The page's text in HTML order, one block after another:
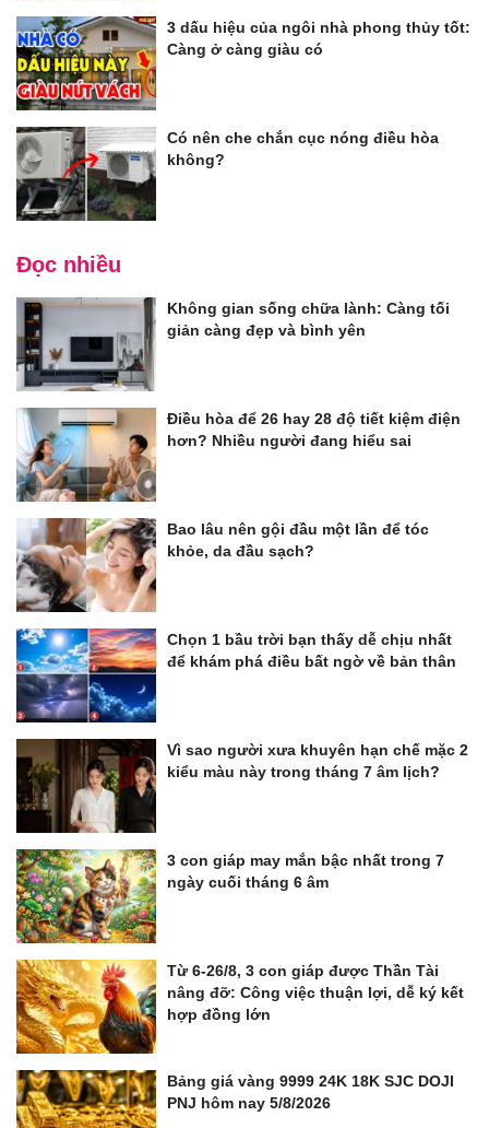
3 dấu hiệu của ngôi nhà phong thủy tốt:
Càng ở càng giàu có
Có nên che chắn cục nóng điều hòa
không?
Đọc nhiều
Không gian sống chữa lành: Càng tối
giản càng đẹp và bình yên
Điều hòa để 26 hay 28 độ tiết kiệm điện
hơn? Nhiều người đang hiểu sai
Bao lâu nên gội đầu một lần để tóc
khỏe, da đầu sạch?
Chọn 1 bầu trời bạn thấy dễ chịu nhất
để khám phá điều bất ngờ về bản thân
Vì sao người xưa khuyên hạn chế mặc 2
kiểu màu này trong tháng 7 âm lịch?
3 con giáp may mắn bậc nhất trong 7
ngày cuối tháng 6 âm
Từ 6-26/8, 3 con giáp được Thần Tài
nâng đỡ: Công việc thuận lợi, dễ ký kết
hợp đồng lớn
Bảng giá vàng 9999 24K 18K SJC DOJI
PNJ hôm nay 5/8/2026